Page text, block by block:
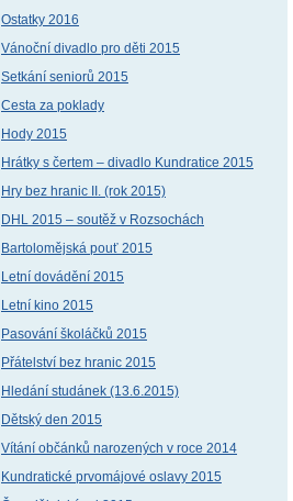
Ostatky 2016
Vánoční divadlo pro děti 2015
Setkání seniorů 2015
Cesta za poklady
Hody 2015
Hrátky s čertem – divadlo Kundratice 2015
Hry bez hranic II. (rok 2015)
DHL 2015 – soutěž v Rozsochách
Bartolomějská pouť 2015
Letní dovádění 2015
Letní kino 2015
Pasování školáčků 2015
Přátelství bez hranic 2015
Hledání studánek (13.6.2015)
Dětský den 2015
Vítání občánků narozených v roce 2014
Kundratické prvomájové oslavy 2015